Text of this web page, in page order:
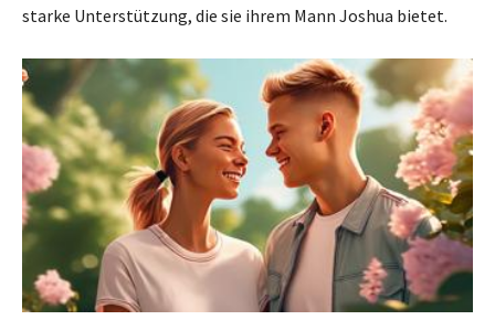
starke Unterstützung, die sie ihrem Mann Joshua bietet.